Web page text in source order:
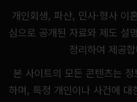
개인회생, 파산, 민사·형사 이
심으로 공개된 자료와 제도 설
정리하여 제공
본 사이트의 모든 콘텐츠는
하며, 특정 개인이나 사건에 대